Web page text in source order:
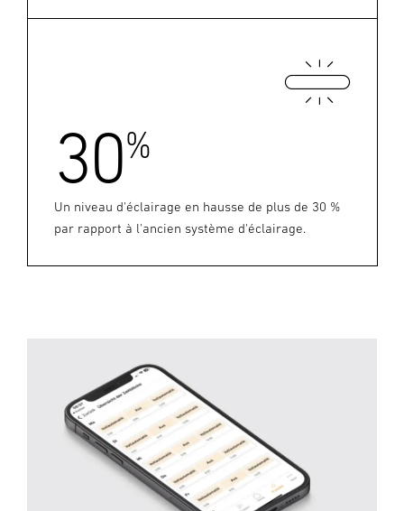
30%
Un niveau d'éclairage en hausse de plus de 30 %
par rapport à l'ancien système d'éclairage.